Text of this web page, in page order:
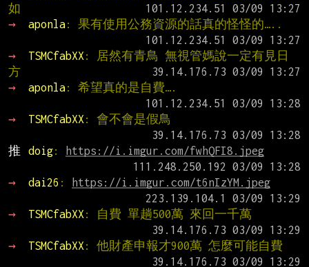
如
→
aponla: 果有使用公務資源的話真的怪怪的…..
→
TSMCfabXX : 居然有青鳥 無視管媽說一定有見日
方
→
aponla: 希望真的是自費….
→
TSMCfabXX : 會不會是假鳥
推
doig:
https://i.imgur.com/fwhQFI8.jpeg
→
dai26 :
https://i.imgur.com/t6nIzYM.jpeg
→
TSMCfabXX : 自費 單趟500萬 來回一千萬
→
TSMCfabXX : 他財產申報才900萬 怎麼可能自費